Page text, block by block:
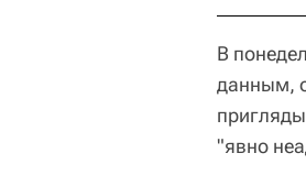
В
данным,
"явно